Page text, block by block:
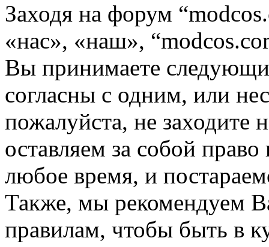
Заходя на форум
«нас», «наш»,
Вы принимаете
согласны с одним, или
пожалуйста, не
оставляем за собой
любое время, и
Также, мы рекомендуем
правилам, чтобы быть в